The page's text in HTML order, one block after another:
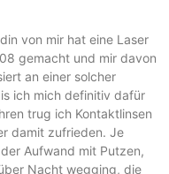
von mir hat eine Laser
gemacht und mir davon
an einer solcher
ich mich definitiv dafür
trug ich Kontaktlinsen
damit zufrieden. Je
Aufwand mit Putzen,
Nacht wegging, die